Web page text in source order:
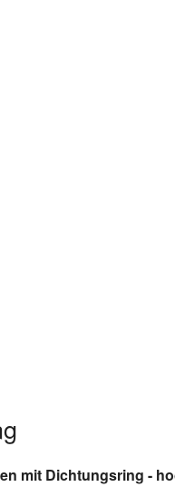
POLAR M400 - GPS
Calvin Klein Euphoria
mit Dichtungsring -